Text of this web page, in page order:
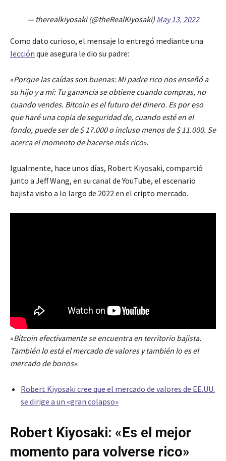
— therealkiyosaki (@theRealKiyosaki) May 13, 2022
Como dato curioso, el mensaje lo entregó mediante una
lección que asegura le dio su padre:
«Porque las caídas son buenas: Mi padre rico nos enseñó a
su hijo y a mí: Tu ganancia se obtiene cuando compras, no
cuando vendes. Bitcoin es el futuro del dinero. Es por eso
que haré una copia de seguridad de, cuando esté en el
fondo, puede ser de $ 17.000 o incluso menos de $ 11.000. Se
acerca el momento de hacerse más rico».
Igualmente, hace unos días, Robert Kiyosaki, compartió
junto a Jeff Wang, en su canal de YouTube, el escenario
bajista visto a lo largo de 2022 en el cripto mercado.
«Bitcoin efectivamente se encuentra en territorio bajista.
También lo está el mercado de valores y también lo es el
mercado de bonos».
Robert Kiyosaki cree que el mercado de valores de EE.UU.
se dirige a un «gran colapso»
Robert Kiyosaki: «Es el mejor
momento para volverse rico»